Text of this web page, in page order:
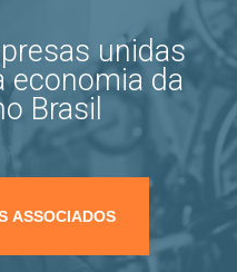
unidas
economia da
Brasil
ASSOCIADOS